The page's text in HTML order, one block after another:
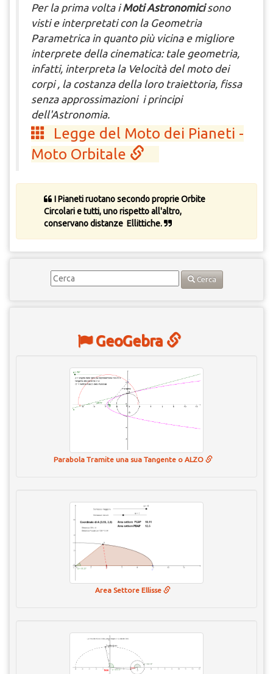
Per la prima volta iMoti Astronomicisono
visti e interpretati con la Geometria
Parametrica in quanto più vicina e migliore
interprete della cinematica: tale geometria,
infatti, interpreta la Velocità del moto dei
corpi , la costanza della loro traiettoria, fissa
senza approssimazioni i principi
dell'Astronomia.
Legge del Moto dei Pianeti -
Moto Orbitale
I Pianeti ruotano secondo proprie Orbite
Circolari e tutti, uno rispetto all'altro,
conservano distanze Ellittiche.
Cerca
GeoGebra
Parabola Tramite una sua Tangente o ALZO
Area Settore Ellisse